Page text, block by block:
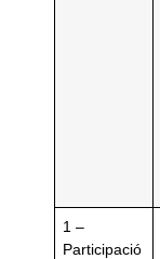
1 –
Participació